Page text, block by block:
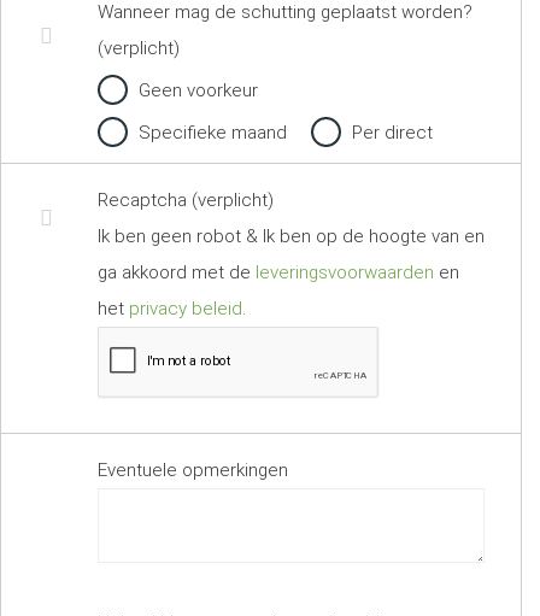
Wanneer mag de schutting geplaatst worden?
(verplicht)
Geen voorkeur
Specifieke maand
Per direct
Recaptcha (verplicht)
Ik ben geen robot & Ik ben op de hoogte van en
ga akkoord met de leveringsvoorwaarden en
het privacy beleid.
Eventuele opmerkingen